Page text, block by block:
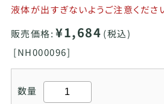
液体が出すぎないようご注意くださ
販売価格: ¥1,684 (税込)
[NH000096]
数量